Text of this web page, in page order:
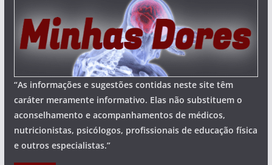
“As informações e sugestões contidas neste site têm
caráter meramente informativo. Elas não substituem o
aconselhamento e acompanhamentos de médicos,
nutricionistas, psicólogos, profissionais de educação física
e outros especialistas.”